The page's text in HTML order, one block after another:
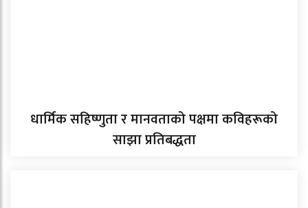
धार्मिक सहिष्णुता र मानवताको पक्षमा कविहरूको
साझा प्रतिबद्धता